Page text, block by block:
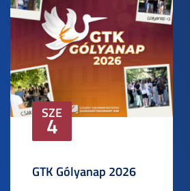
SZE
4
GTK Gólyanap 2026